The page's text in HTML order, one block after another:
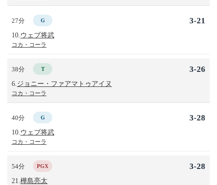
27分 G
10. ウェブ将武
コカ・コーラ
3-21
38分 T
6. ジョニー・ファアマトゥアイヌ
コカ・コーラ
3-26
40分 G
10. ウェブ将武
コカ・コーラ
3-28
54分 PGX
21. 樺島亮太
3-28